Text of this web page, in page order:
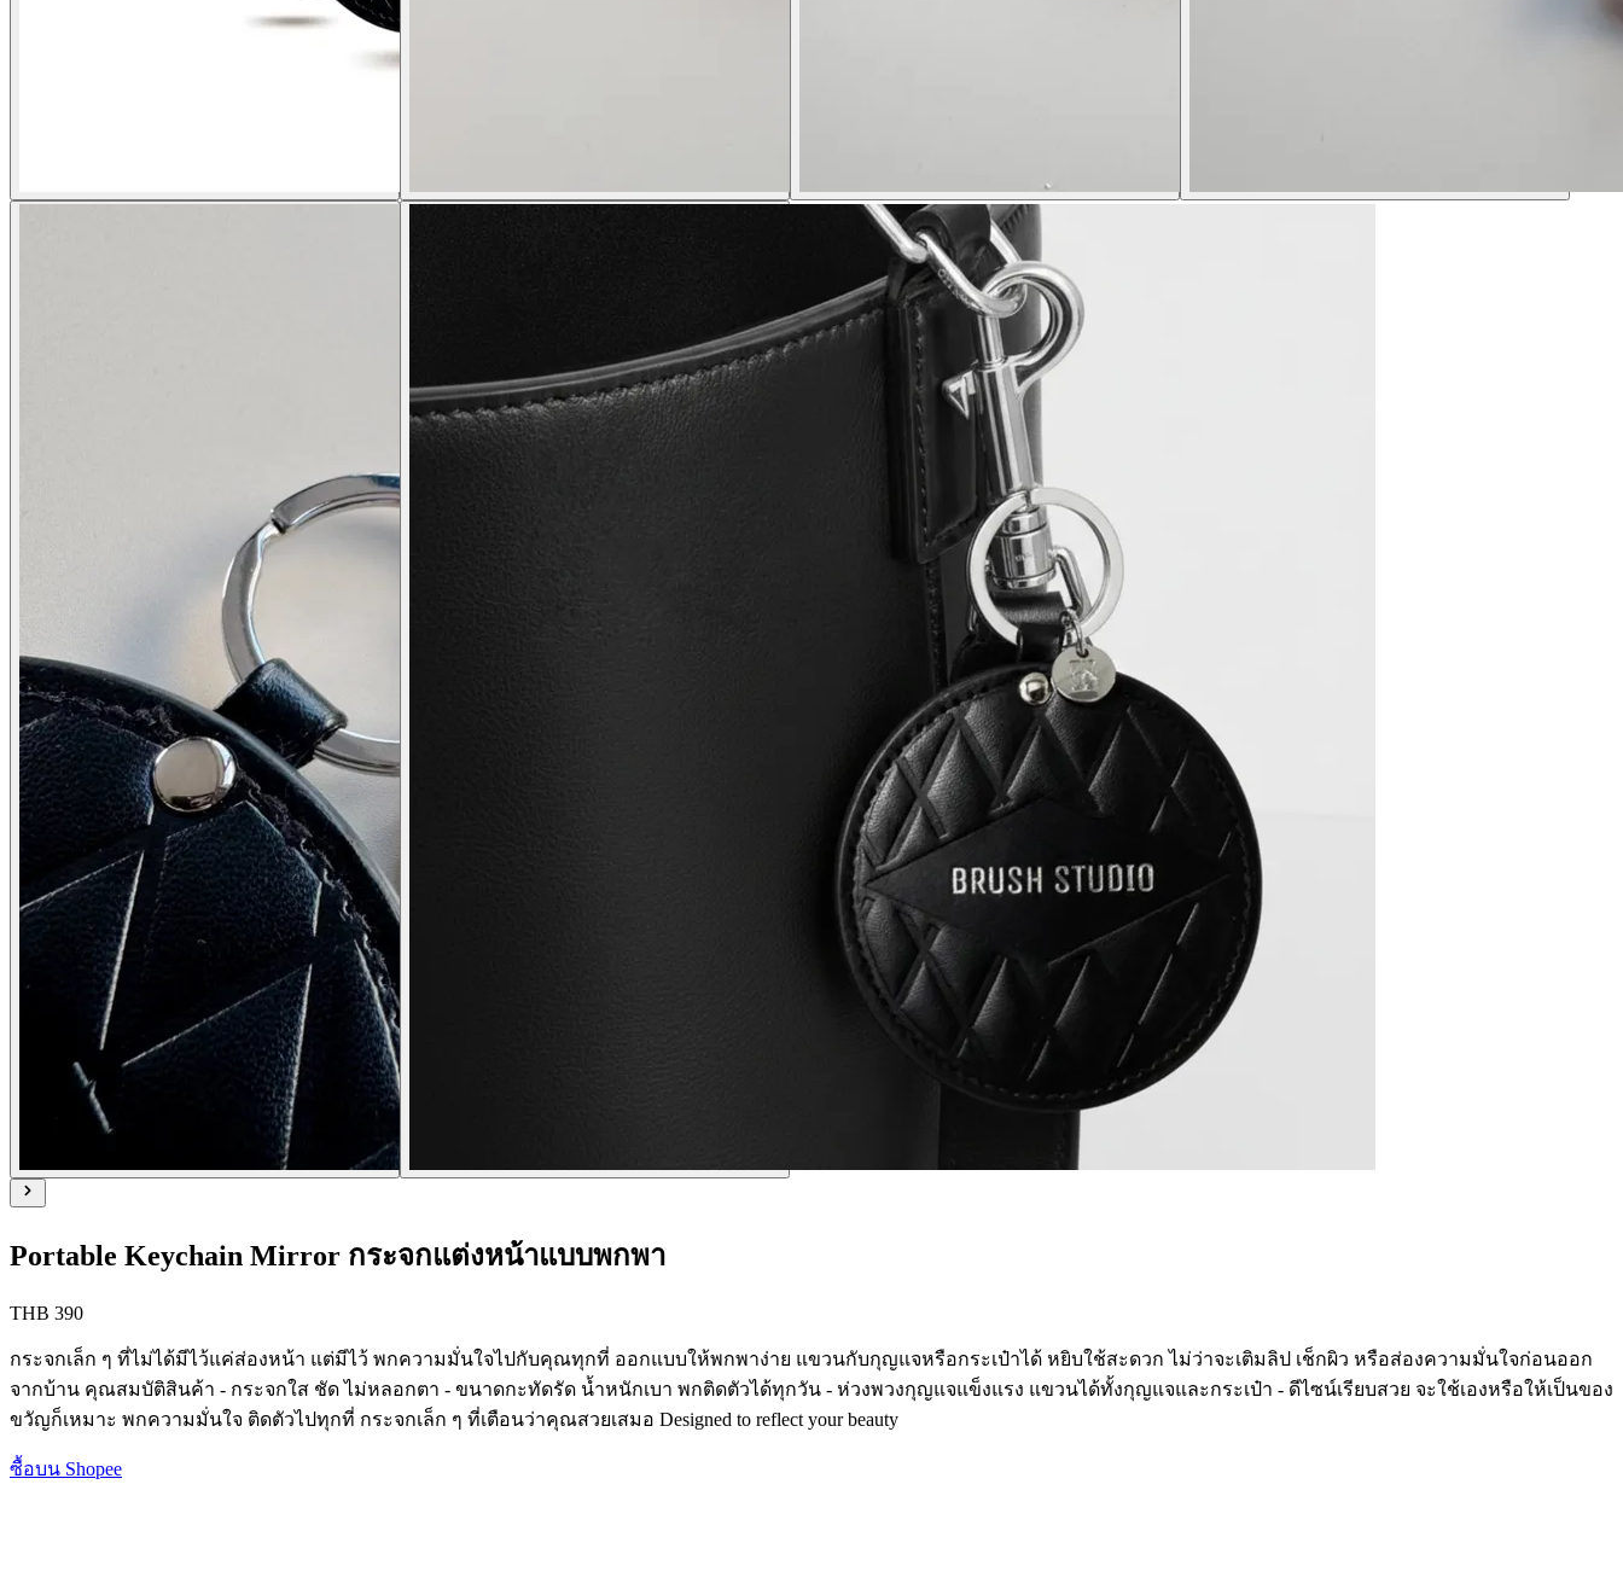
Portable Keychain Mirror กระจกแต่งหน้าแบบพกพา
THB 390
กระจกเล็ก ๆ ที่ไม่ได้มีไว้แค่ส่องหน้า แต่มีไว้ พกความมั่นใจไปกับคุณทุกที่ ออกแบบให้พกพาง่าย แขวนกับกุญแจหรือกระเป๋าได้ หยิบใช้สะดวก ไม่ว่าจะเติมลิป เช็กผิว หรือส่องความมั่นใจก่อนออก
จากบ้าน คุณสมบัติสินค้า - กระจกใส ชัด ไม่หลอกตา - ขนาดกะทัดรัด น้ำหนักเบา พกติดตัวได้ทุกวัน - ห่วงพวงกุญแจแข็งแรง แขวนได้ทั้งกุญแจและกระเป๋า - ดีไซน์เรียบสวย จะใช้เองหรือให้เป็นของ
ขวัญก็เหมาะ พกความมั่นใจ ติดตัวไปทุกที่ กระจกเล็ก ๆ ที่เตือนว่าคุณสวยเสมอ Designed to reflect your beauty
ซื้อบน Shopee